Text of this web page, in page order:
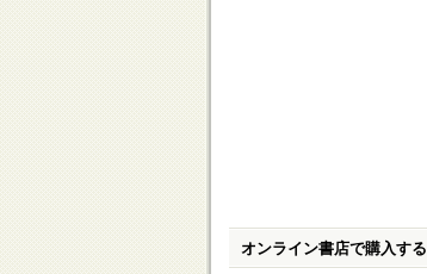
オンライン書店で購入する